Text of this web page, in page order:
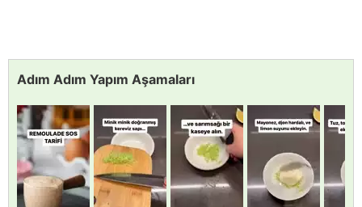
Adım Adım Yapım Aşamaları